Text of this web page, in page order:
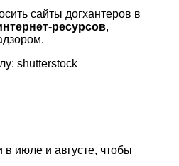
сайты догхантеров в
ресурсов,
shutterstock
в июле и августе, чтобы